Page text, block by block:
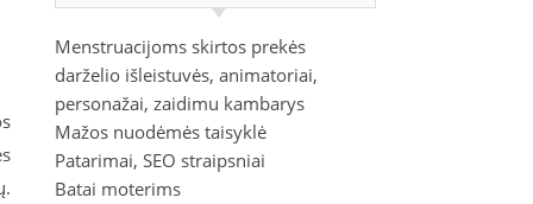
Menstruacijoms skirtos prekės
darželio išleistuvės, animatoriai,
personažai, zaidimu kambarys
Mažos nuodėmės taisyklė
Patarimai, SEO straipsniai
Batai moterims